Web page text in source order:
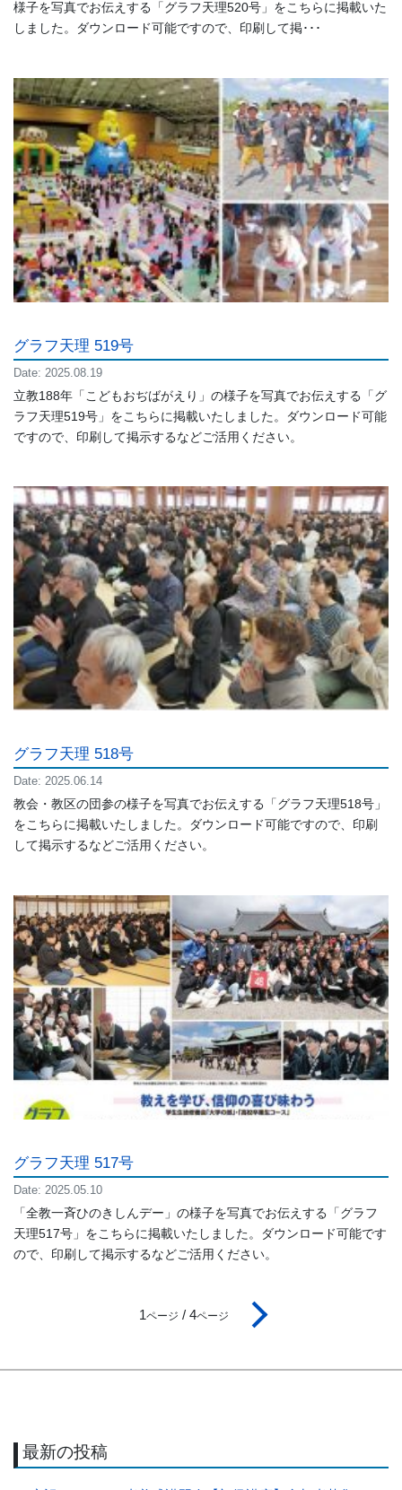
様子を写真でお伝えする「グラフ天理520号」をこちらに掲載いた
しました。ダウンロード可能ですので、印刷して掲･･･
グラフ天理 519号
Date: 2025.08.19
立教188年「こどもおぢばがえり」の様子を写真でお伝えする「グ
ラフ天理519号」をこちらに掲載いたしました。ダウンロード可能
ですので、印刷して掲示するなどご活用ください。
グラフ天理 518号
Date: 2025.06.14
教会・教区の団参の様子を写真でお伝えする「グラフ天理518号」
をこちらに掲載いたしました。ダウンロード可能ですので、印刷
して掲示するなどご活用ください。
グラフ天理 517号
Date: 2025.05.10
「全教一斉ひのきしんデー」の様子を写真でお伝えする「グラフ
天理517号」をこちらに掲載いたしました。ダウンロード可能です
ので、印刷して掲示するなどご活用ください。
1ページ / 4ページ
最新の投稿